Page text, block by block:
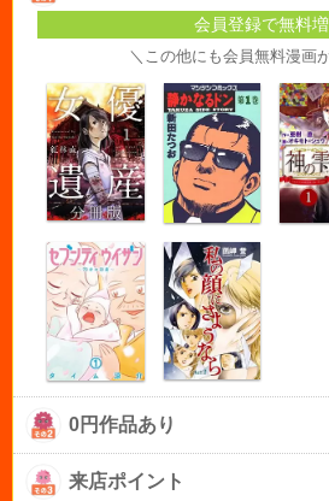
会員登録で無料
＼この他にも会員無料漫画
0円作品あり
来店ポイント